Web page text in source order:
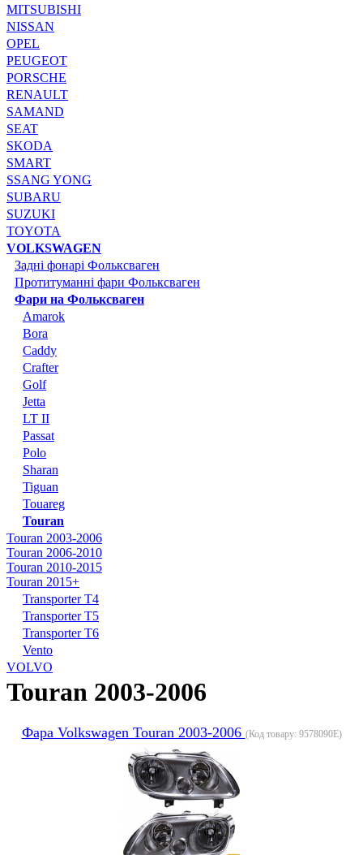
MITSUBISHI
NISSAN
OPEL
PEUGEOT
PORSCHE
RENAULT
SAMAND
SEAT
SKODA
SMART
SSANG YONG
SUBARU
SUZUKI
TOYOTA
VOLKSWAGEN
Задні фонарі Фольксваген
Протитуманні фари Фольксваген
Фари на Фольксваген
Amarok
Bora
Caddy
Crafter
Golf
Jetta
LT II
Passat
Polo
Sharan
Tiguan
Touareg
Touran
Touran 2003-2006
Touran 2006-2010
Touran 2010-2015
Touran 2015+
Transporter T4
Transporter T5
Transporter T6
Vento
VOLVO
Touran 2003-2006
Фара Volkswagen Touran 2003-2006 (Код товару: 9578090E)